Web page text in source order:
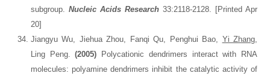
subgroup. Nucleic Acids Research 33:2118-2128. [Printed Apr
20]
Jiangyu Wu, Jiehua Zhou, Fanqi Qu, Penghui Bao, Yi Zhang,
Ling Peng.(2005)
Polycationic dendrimers interact with RNA
molecules: polyamine dendrimers inhibit the catalytic activity of